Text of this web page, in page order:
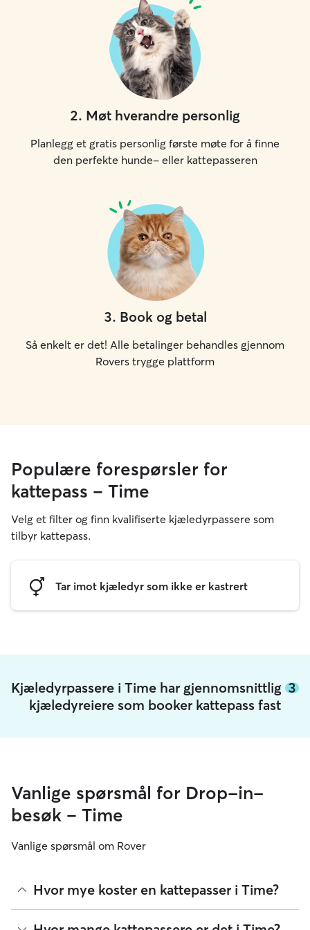
2. Møt hverandre personlig
Planlegg et gratis personlig første møte for å finne
den perfekte hunde- eller kattepasseren
3. Book og betal
Så enkelt er det! Alle betalinger behandles gjennom
Rovers trygge plattform
Populære forespørsler for
kattepass – Time
Velg et filter og finn kvalifiserte kjæledyrpassere som
tilbyr kattepass.
Tar imot kjæledyr som ikke er kastrert
Kjæledyrpassere i Time har gjennomsnittlig 3
kjæledyreiere som booker kattepass fast
Vanlige spørsmål for Drop-in-
besøk – Time
Vanlige spørsmål om Rover
Hvor mye koster en kattepasser i Time?
Kattepassere på Rover kan bestemme sine egne priser. Per